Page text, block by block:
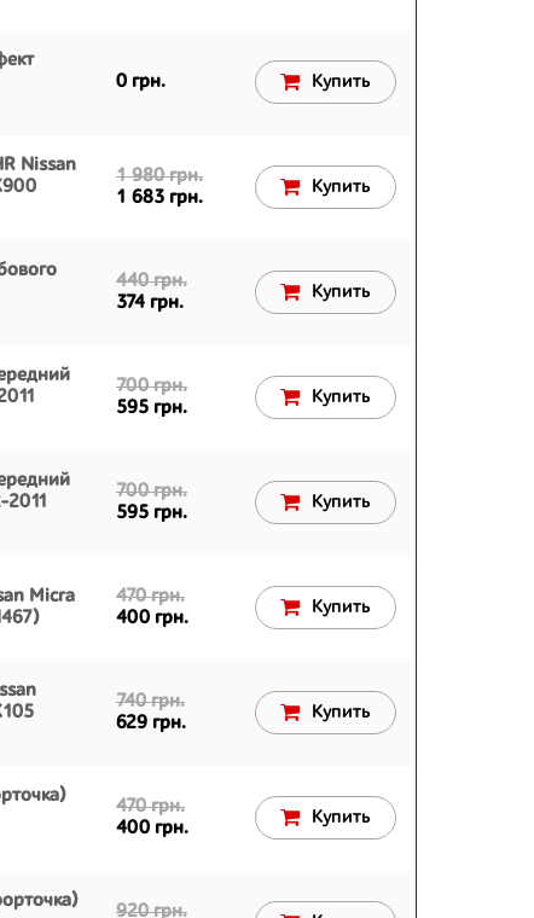
0 грн. Купить
Nissan
1 980 грн.
1 683 грн.
Купить
440 грн.
374 грн.
Купить
700 грн.
595 грн.
Купить
2011
700 грн.
595 грн.
Купить
Micra
470 грн.
400 грн.
Купить
740 грн.
629 грн.
Купить
470 грн.
400 грн.
Купить
920 грн.